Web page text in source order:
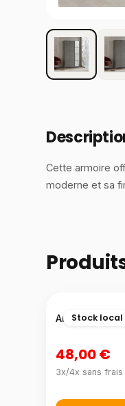
Cette armoire
moderne et sa
Stock local
Armoire
48,00 €
3x/4x sans frais